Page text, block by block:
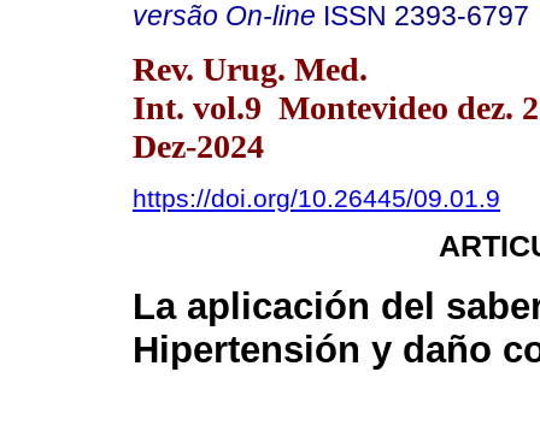
versão On-line ISSN 2393-6797
Rev. Urug. Med.
Int. vol.9 Montevideo dez.
Dez-2024
https://doi.org/10.26445/09.01.9
La aplicación del
Hipertensión y daño